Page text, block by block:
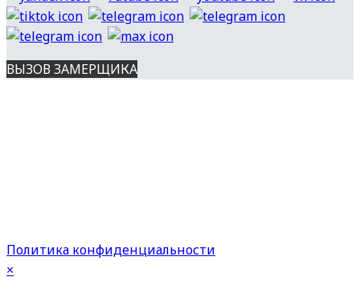
ВЫЗОВ ЗАМЕРЩИКА
Политика конфиденциальности
×